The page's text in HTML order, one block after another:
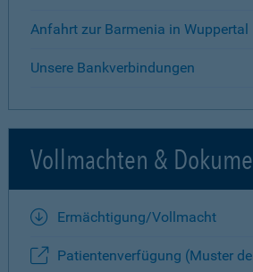
Anfahrt zur Barmenia in Wuppertal
Unsere Bankverbindungen
Vollmachten &
Ermächtigung/Vollmacht
Patientenverfügung (Muster